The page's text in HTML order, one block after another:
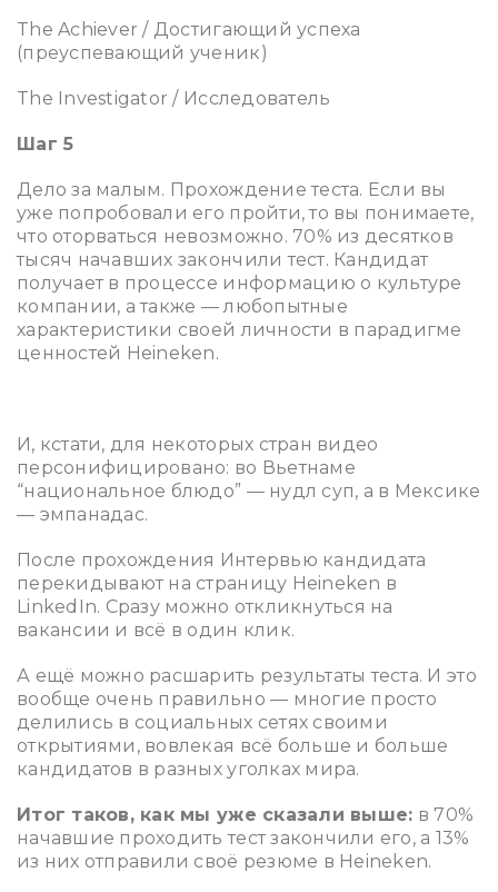
The Achiever / Достигающий успеха
(преуспевающий ученик)
The Investigator / Исследователь
Шаг 5
Дело за малым. Прохождение теста. Если вы
уже попробовали его пройти, то вы понимаете,
что оторваться невозможно. 70% из десятков
тысяч начавших закончили тест. Кандидат
получает в процессе информацию о культуре
компании, а также — любопытные
характеристики своей личности в парадигме
ценностей Heineken.
И, кстати, для некоторых стран видео
персонифицировано: во Вьетнаме
“национальное блюдо” — нудл суп, а в Мексике
— эмпанадас.
После прохождения Интервью кандидата
перекидывают на страницу Heineken в
LinkedIn. Сразу можно откликнуться на
вакансии и всё в один клик.
А ещё можно расшарить результаты теста. И это
вообще очень правильно — многие просто
делились в социальных сетях своими
открытиями, вовлекая всё больше и больше
кандидатов в разных уголках мира.
Итог таков, как мы уже сказали выше: в 70%
начавшие проходить тест закончили его, а 13%
из них отправили своё резюме в Heineken.